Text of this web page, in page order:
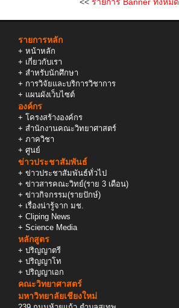
รายการหลัก
+ หน้าหลัก
+ เกี่ยวกับเรา
+ สำหรับนักศึกษา
+ การวิจัยและบริการวิชาการ
+ แผนผังเว็บไซต์
องค์กร
+ โครงสร้างองค์กร
+ สำนักงานคณะวิทยาศาสตร์
+ ภาควิชา
+ ศูนย์
ข่าวประชาสัมพันธ์
+ ข่าวประชาสัมพันธ์ทั่วไป
+ ข่าวสารคณะวิทย์(ราย 3 เดือน)
+ ข่าวกิจกรรม(รายปักษ์)
+ เรื่องน่ารู้จาก มช.
+ Cliping News
+ Science Media
หลักสูตร
+ ปริญญาตรี
+ ปริญญาโท
+ ปริญญาเอก
คณะวิทยาศาสตร์
มหาวิทยาลัยเชียงใหม่